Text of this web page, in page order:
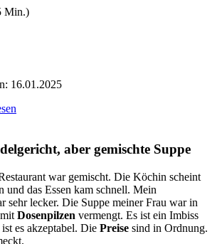
Min.)
16.01.2025
aber gemischte Suppe
war gemischt. Die Köchin scheint
und das Essen kam schnell. Mein
sehr lecker. Die Suppe meiner Frau war in
Dosenpilzen vermengt. Es ist ein Imbiss
es akzeptabel. Die Preise sind in Ordnung.